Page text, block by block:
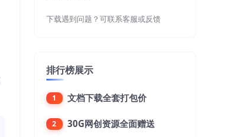
下载遇到问题？可联系客服或反馈
排行榜展示
1 文档下载全套打包价
2 30G网创资源全面赠送